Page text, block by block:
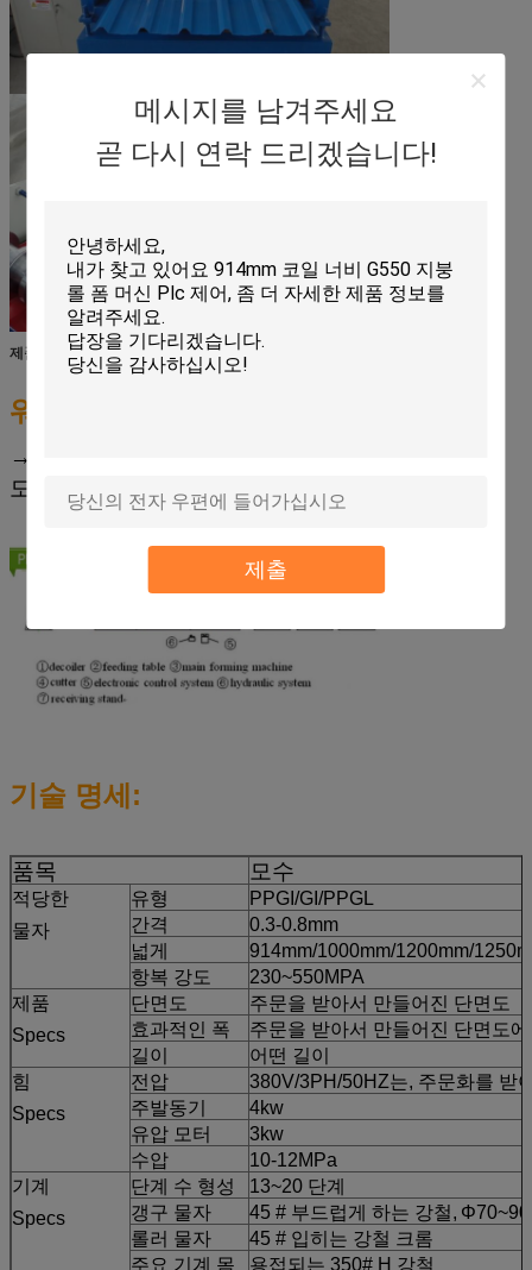
메시지를 남겨주세요
곧 다시 연락 드리겠습니다!
제출
제품 설명
워크 플로우:
→ 절단 →를 형성하는 Decoiling → 먹이고는 & 인
도 → 목록은 완성되는 생산을 출력했습니다
기술 명세:
품목 모수
적당한
물자
유형
PPGI/GI/PPGL
간격
0.3-0.8mm
넓게
914mm/1000mm/1200mm/
항복 강도
230~550MPA
제품
Specs
단면도
주문을 받아서 만들어진 단면도
효과적인 폭
주문을 받아서 만들어진 단면도
길이
어떤 길이
힘
Specs
전압
380V/3PH/50HZ는, 주문화를 받
주발동기
4kw
유압 모터
3kw
수압
10-12MPa
기계
Specs
단계 수 형성
13~20 단계
갱구 물자
45 # 부드럽게 하는 강철,
롤러 물자
45 # 입히는 강철 크롬
주요 기계 몸
용접되는 350# H 강철